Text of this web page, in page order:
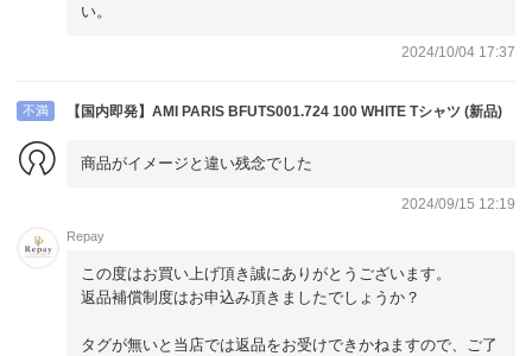
い。
2024/10/04 17:37
不満 【国内即発】AMI PARIS BFUTS001.724 100 WHITE Tシャツ (新品)
商品がイメージと違い残念でした
2024/09/15 12:19
Repay
この度はお買い上げ頂き誠にありがとうございます。
返品補償制度はお申込み頂きましたでしょうか？
タグが無いと当店では返品をお受けできかねますので、ご了